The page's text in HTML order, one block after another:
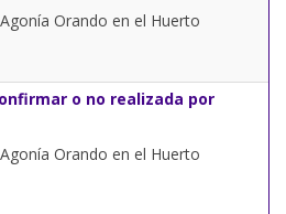
Orando en el Huerto
o no realizada por
Orando en el Huerto